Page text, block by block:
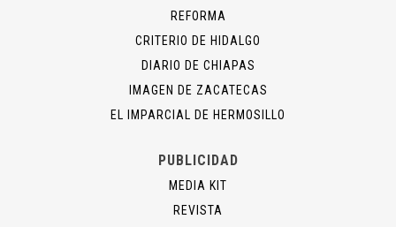
REFORMA
CRITERIO DE HIDALGO
DIARIO DE CHIAPAS
IMAGEN DE ZACATECAS
EL IMPARCIAL DE HERMOSILLO
PUBLICIDAD
MEDIA KIT
REVISTA